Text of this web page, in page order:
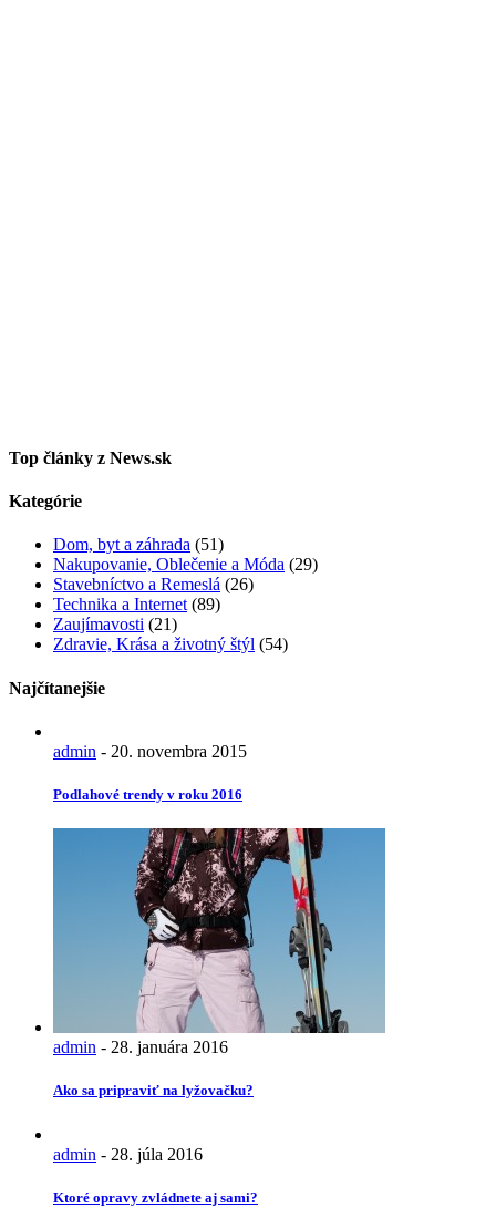
Top články z News.sk
Kategórie
Dom, byt a záhrada (51)
Nakupovanie, Oblečenie a Móda (29)
Stavebníctvo a Remeslá (26)
Technika a Internet (89)
Zaujímavosti (21)
Zdravie, Krása a životný štýl (54)
Najčítanejšie
admin - 20. novembra 2015
Podlahové trendy v roku 2016
admin - 28. januára 2016
Ako sa pripraviť na lyžovačku?
admin - 28. júla 2016
Ktoré opravy zvládnete aj sami?